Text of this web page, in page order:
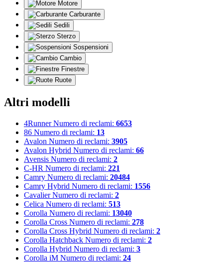
Motore
Carburante
Sedili
Sterzo
Sospensioni
Cambio
Finestre
Ruote
Altri modelli
4Runner Numero di reclami: 6653
86 Numero di reclami: 13
Avalon Numero di reclami: 3905
Avalon Hybrid Numero di reclami: 66
Avensis Numero di reclami: 2
C-HR Numero di reclami: 221
Camry Numero di reclami: 20484
Camry Hybrid Numero di reclami: 1556
Cavalier Numero di reclami: 2
Celica Numero di reclami: 513
Corolla Numero di reclami: 13040
Corolla Cross Numero di reclami: 278
Corolla Cross Hybrid Numero di reclami: 2
Corolla Hatchback Numero di reclami: 2
Corolla Hybrid Numero di reclami: 3
Corolla iM Numero di reclami: 24